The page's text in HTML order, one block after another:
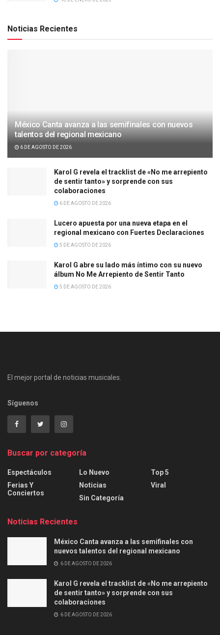
Noticias Recientes
México Canta avanza a las semifinales con nuevos
talentos del regional mexicano
6 DE AGOSTO DE 2026
Karol G revela el tracklist de «No me arrepiento
de sentir tanto» y sorprende con sus
colaboraciones
6 DE AGOSTO DE 2026
Lucero apuesta por una nueva etapa en el
regional mexicano con Fuertes Declaraciones
5 DE AGOSTO DE 2026
Karol G abre su lado más íntimo con su nuevo
álbum No Me Arrepiento de Sentir Tanto
5 DE AGOSTO DE 2026
El mejor portal de noticias musicales.
Síguenos
Buscar por categoría
Espectáculos
Ferias Y
Conciertos
Lo Nuevo
Noticias
Sin Categoría
Top 5
Viral
Noticias Recientes
México Canta avanza a las semifinales con
nuevos talentos del regional mexicano
6 DE AGOSTO DE 2026
Karol G revela el tracklist de «No me arrepiento
de sentir tanto» y sorprende con sus
colaboraciones
6 DE AGOSTO DE 2026